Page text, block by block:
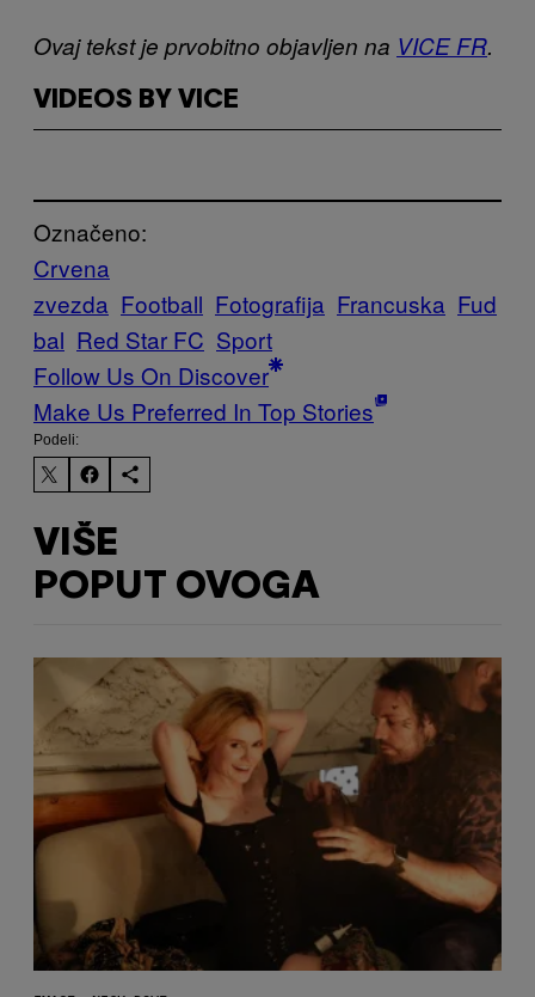
Ovaj tekst je prvobitno objavljen na VICE FR.
VIDEOS BY VICE
Označeno:
Crvena
zvezda Football Fotografija Francuska Fud
bal Red Star FC Sport
Follow Us On Discover
Make Us Preferred In Top Stories
Podeli:
VIŠE
POPUT OVOGA